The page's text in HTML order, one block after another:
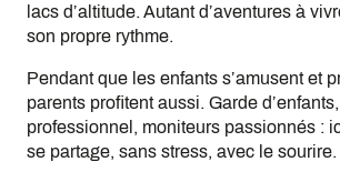
lacs d’altitude. Autant d’aventures à
son propre rythme.
Pendant que les enfants s’amusent et
parents profitent aussi. Garde
professionnel, moniteurs passionnés :
se partage, sans stress, avec le sourire.